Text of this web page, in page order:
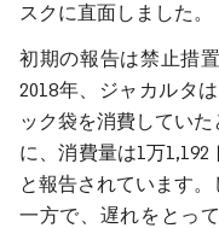
スクに直面しました。
初期の報告は禁止措
2018年、ジャカルタ
ック袋を消費してい
に、消費量は1万1,192
と報告されています
一方で、遅れをとっ